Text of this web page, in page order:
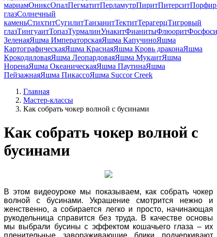
мариамОниксОпалПегматитПерламутрПиритПитерситПорфир
глазСолнечный
каменьСтихтитСугилитТанзанитТектитТерагерцТигровый
глазТингуаитТопазТурмалинУнакитФианитыФлюорит
ЗеленаяЯшма ИмператорскаяЯшма КапучиноЯшма
КартографическаяЯшма КраснаяЯшма Кровь драконаЯшма
КрокодиловаяЯшма ЛеопардоваяЯшма МукаитЯшма
НоренаЯшма ОкеаническаяЯшма ПаутинаЯшма
ПейзажнаяЯшма ПикассоЯшма Succor Creek
Главная
Мастер-классы
Как собрать чокер волной с бусинами
Как собрать чокер волной с
бусинами
В этом видеоуроке мы показываем, как собрать чокер
волной с бусинами. Украшение смотрится нежно и
женственно, а собирается легко и просто, начинающая
рукодельница справится без труда. В качестве основы
мы выбрали бусины с эффектом кошачьего глаза – их
пленительные завораживающие блики подчеркивают